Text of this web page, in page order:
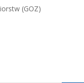
(GOZ)